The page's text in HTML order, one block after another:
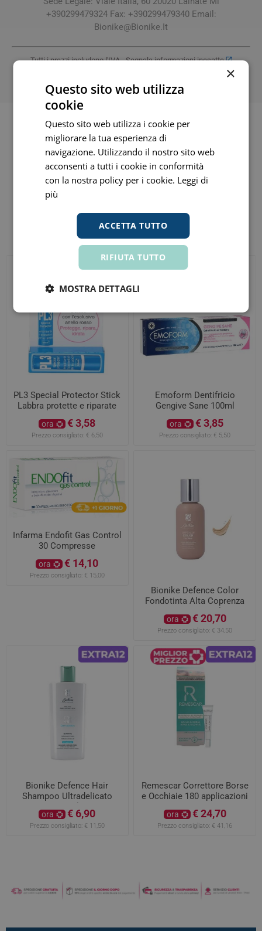
+390299479324 Fax: +390299479340 Email:
Bionike@Bionike.It
Tutti i prezzi includono l'IVA -Segnala informazioni inesatte
Prodotti similari li trovi in
bionike defence color (142)
Altri clienti hanno acquistato anche
PL3 Special Protector Stick
Labbra protette e riparate
ora € 3,58
Prezzo consigliato: € 6,50
Emoform Dentifricio
Gengive Sane 100ml
ora € 3,85
Prezzo consigliato: € 5,50
Infarma Endofit Gas Control
30 Compresse
ora € 14,10
Prezzo consigliato: € 15,00
Bionike Defence Color
Fondotinta Alta Coprenza
01 Ivory 50ml
ora € 20,70
Prezzo consigliato: € 34,50
Bionike Defence Hair
Shampoo Ultradelicato
200ml
ora € 6,90
Prezzo consigliato: € 11,50
Remescar Correttore Borse
e Occhiaie 180 applicazioni
ora € 24,70
Prezzo consigliato: € 41,16
×
Questo sito web utilizza
cookie
Questo sito web utilizza i cookie per
migliorare la tua esperienza di
navigazione. Utilizzando il nostro sito web
acconsenti a tutti i cookie in conformità
con la nostra policy per i cookie. Leggi di
più
ACCETTA TUTTO
RIFIUTA TUTTO
MOSTRA DETTAGLI